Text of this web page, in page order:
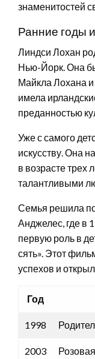
знаменитостей
Ранние годы
Линдси Лохан
Нью-Йорк. Она
Майкла Лохана
имела
преданностью
Уже с самого
искусству. Она
в возрасте трех
талантливыми
Семья решила
Анджелес, где в
первую роль в
сять». Этот
успехов и
Год
1998
2003